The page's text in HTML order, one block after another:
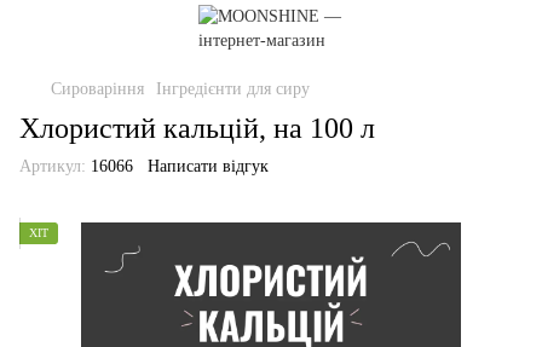
Сироваріння Інгредієнти для сиру
Хлористий кальцій, на 100 л
Артикул: 16066 Написати відгук
ХІТ